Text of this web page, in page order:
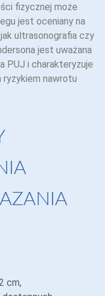
fizycznej może
jest oceniany na
ultrasonografia czy
jest uważana
PUJ i charakteryzuje
ryzykiem nawrotu
cm,